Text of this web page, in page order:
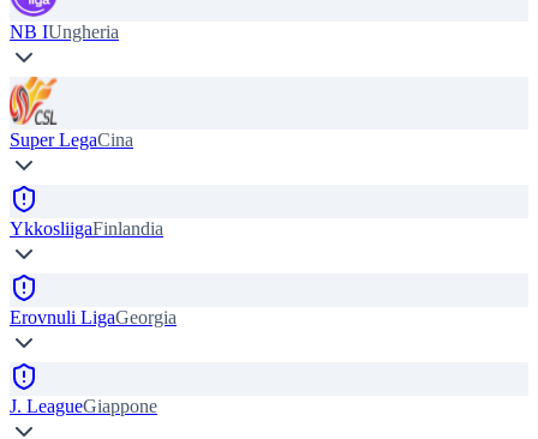
NB IUngheria
Super LegaCina
YkkosliigaFinlandia
Erovnuli LigaGeorgia
J. LeagueGiappone